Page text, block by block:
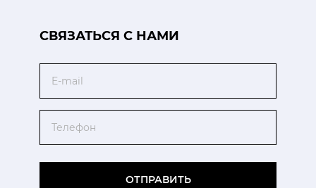
CВЯЗАТЬСЯ С НАМИ
ОТПРАВИТЬ